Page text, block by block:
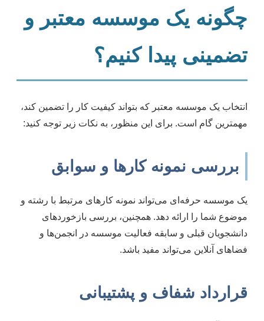
چگونه یک موسسه معتبر و
تضمینی پیدا کنیم؟
انتخاب یک موسسه معتبر که بتواند کیفیت کار را تضمین کند،
مهمترین گام است. برای این منظور، به نکات زیر توجه کنید:
بررسی نمونه کارها و سوابق
یک موسسه حرفه‌ای می‌تواند نمونه کارهای مرتبط با رشته و
موضوع شما را ارائه دهد. همچنین، بررسی بازخوردهای
دانشجویان قبلی و سابقه فعالیت موسسه در انجمن‌ها و
فضاهای آنلاین می‌تواند مفید باشد.
قرارداد شفاف و پشتیبانی